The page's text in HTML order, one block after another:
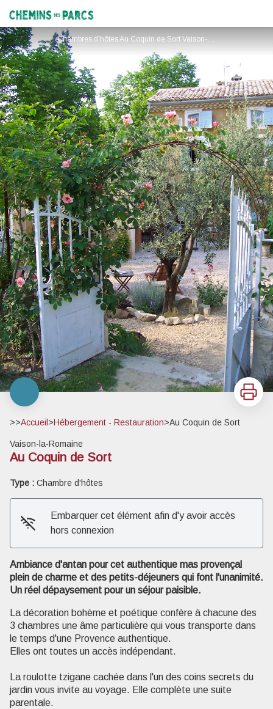
Chemins des Parcs
Chambres d'hôtes Au Coquin de Sort Vaison-la-Romaine
Voir l'image en plein écran
Imprimer
>>Accueil >Hébergement - Restauration>Au Coquin de Sort
Vaison-la-Romaine
Au Coquin de Sort
Type : Chambre d'hôtes
Embarquer cet élément afin d'y avoir accès
hors connexion
Ambiance d'antan pour cet authentique mas provençal
plein de charme et des petits-déjeuners qui font l'unanimité.
Un réel dépaysement pour un séjour paisible.
La décoration bohème et poétique confère à chacune des
3 chambres une âme particulière qui vous transporte dans
le temps d'une Provence authentique.
Elles ont toutes un accès indépendant.
La roulotte tzigane cachée dans l'un des coins secrets du
jardin vous invite au voyage. Elle complète une suite
parentale.